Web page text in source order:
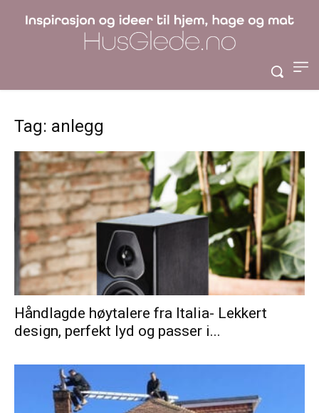
Tag: anlegg
Håndlagde høytalere fra Italia- Lekkert
design, perfekt lyd og passer i...